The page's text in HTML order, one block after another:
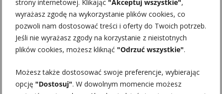
wyrażasz zgodę na wykorzystanie plików cookies, co
pozwoli nam dostosować treści i oferty do Twoich potrzeb.
Jeśli nie wyrażasz zgody na korzystanie z nieistotnych
plików cookies, możesz kliknąć "Odrzuć wszystkie".
Możesz także dostosować swoje preferencje, wybierając
opcję "Dostosuj". W dowolnym momencie możesz
34.99zł 34.99zł